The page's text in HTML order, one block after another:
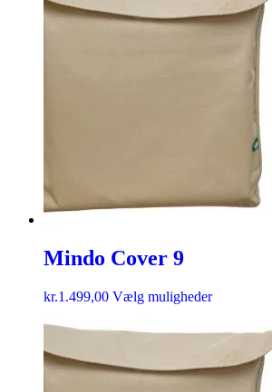
Mindo Cover 9
kr.1.499,00 Vælg muligheder